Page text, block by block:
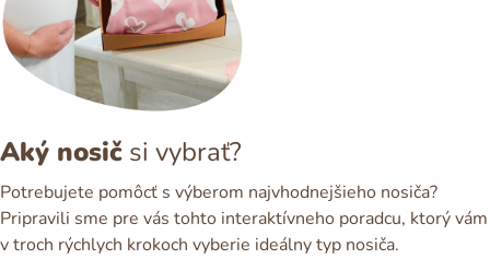
Aký nosič si vybrať?
Potrebujete pomôcť s výberom najvhodnejšieho nosiča?
Pripravili sme pre vás tohto interaktívneho poradcu, ktorý vám
v troch rýchlych krokoch vyberie ideálny typ nosiča.